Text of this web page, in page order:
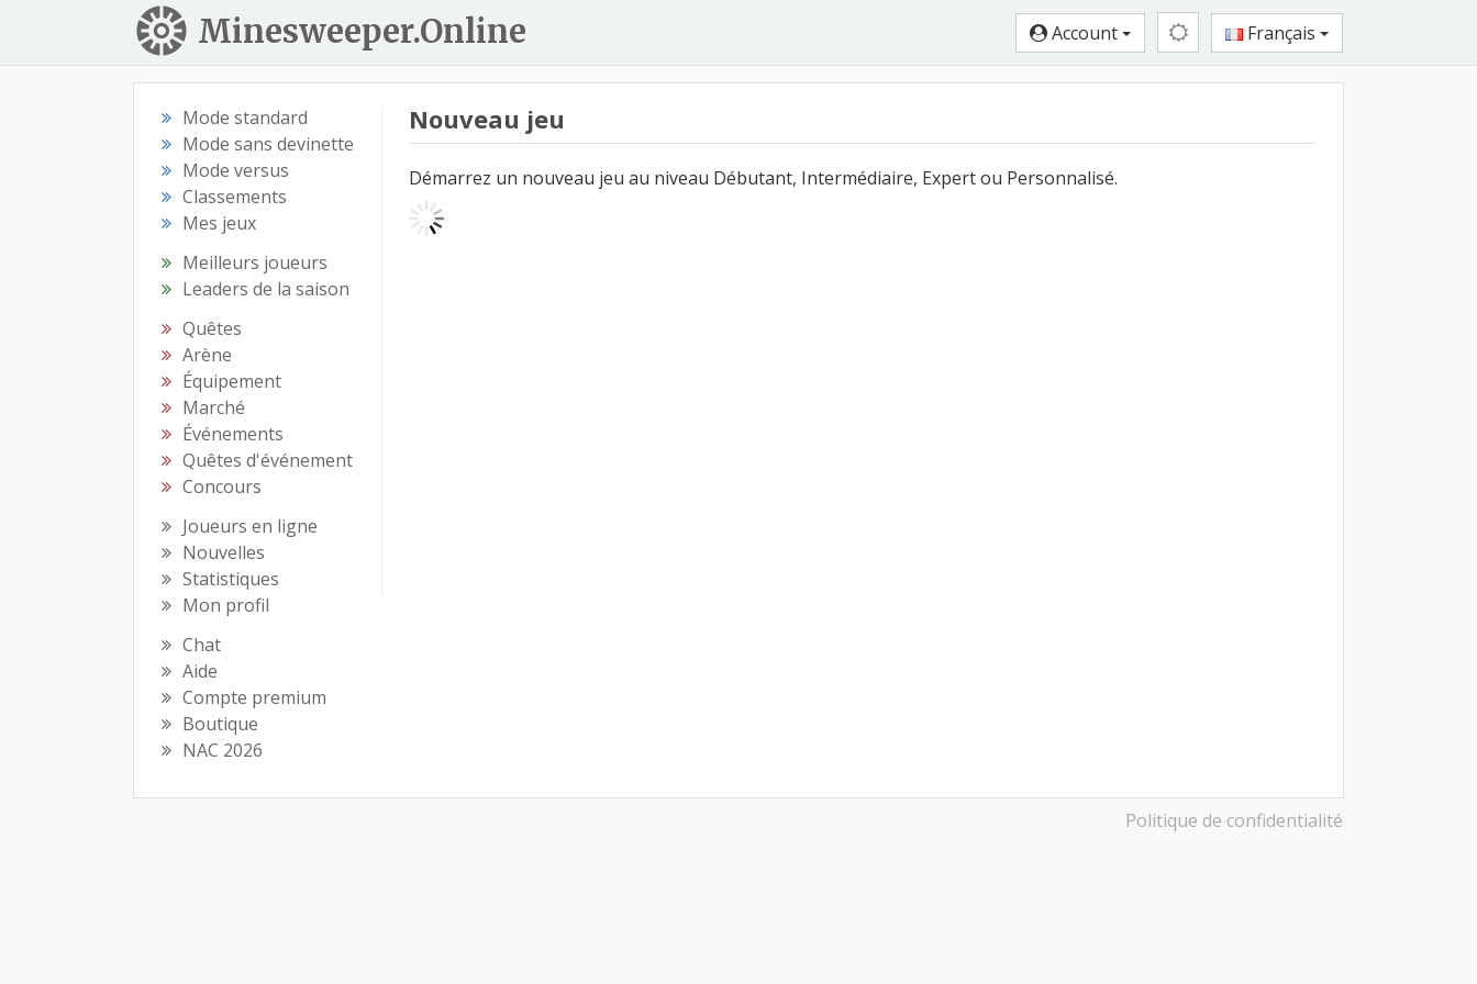
Minesweeper.Online Account Français
Mode standard
Mode sans devinette
Mode versus
Classements
Mes jeux
Meilleurs joueurs
Leaders de la saison
Quêtes
Arène
Équipement
Marché
Événements
Quêtes d'événement
Concours
Joueurs en ligne
Nouvelles
Statistiques
Mon profil
Chat
Aide
Compte premium
Boutique
NAC 2026
Nouveau jeu
Démarrez un nouveau jeu au niveau Débutant, Intermédiaire, Expert ou Personnalisé.
Politique de confidentialité